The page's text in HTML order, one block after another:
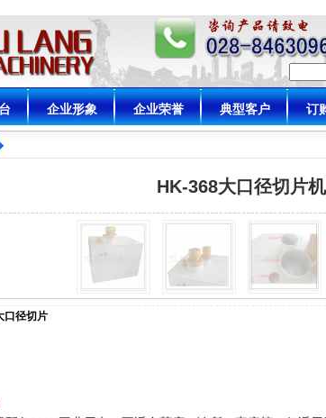
企业形象 企业荣誉 典型客户 订
HK-368大口径切片机
口径切片